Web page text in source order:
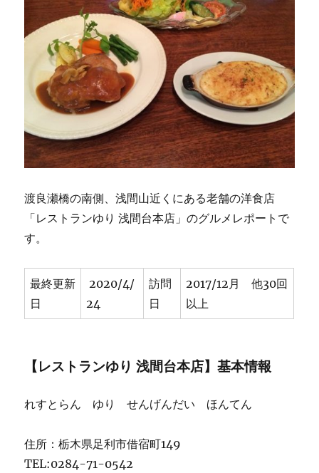
ウ
ト
OK
[ハ
ン
バ
ー
グ・
ス
テ
ー
キ・
ゃ
ぶ
★★★★
渡良瀬橋の南側、浅間山近くにある老舗の洋食店
「レストランゆり 浅間台本店」のグルメレポートで
す。
最終更新
日
2020/4/
24
訪問
日
2017/12月 他30回
以上
【レストランゆり 浅間台本店】基本情報
れすとらん ゆり せんげんだい ほんてん
住所：栃木県足利市借宿町149
TEL:0284-71-0542